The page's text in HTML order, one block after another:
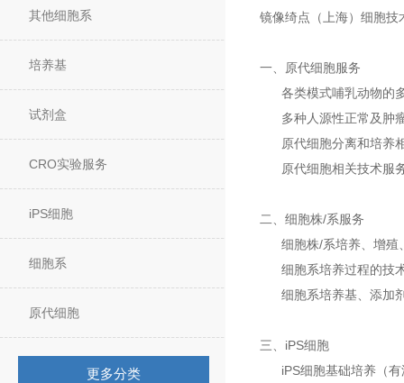
其他细胞系
培养基
试剂盒
CRO实验服务
iPS细胞
细胞系
原代细胞
更多分类
镜像绮点（上海）细胞
一、原代细胞服务
各类模式哺乳动物的
多种人源性正常及肿
原代细胞分离和培养
原代细胞相关技术服
二、细胞株/系服务
细胞株/系培养、增殖
细胞系培养过程的技
细胞系培养基、添加
三、iPS细胞
iPS细胞基础培养（有